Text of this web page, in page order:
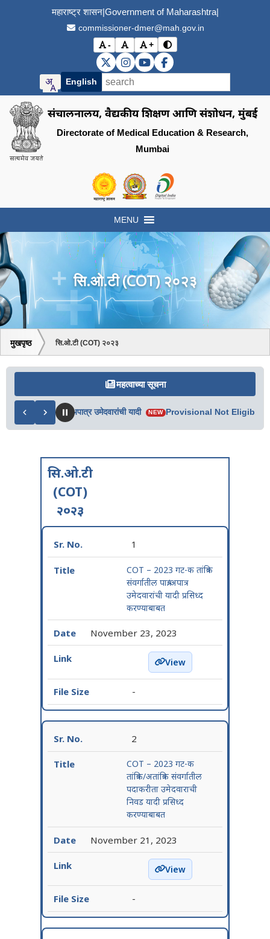
महाराष्ट्र शासन|Government of Maharashtra|
commissioner-dmer@mah.gov.in
-
अक्षर आकार कमी करा (Decrease font size)
मूळ अक्षर आकार (Reset font size)
+
अक्षर आकार वाढवा (Increase font
विरोधाभास मोड बदला
DMER X (Twitter)
DMER Instagram
DMER YouTube
DMER Facebook
English
संचालनालय, वैद्यकीय शिक्षण आणि संशोधन, मुंबई
Directorate of Medical Education & Research,
Mumbai
Visit the Government of Maharashtra
Visit the Directorate of
MENU
सि.ओ.टी (COT) २०२३
मुखपृष्ठ सि.ओ.टी (COT) २०२३
महत्वाच्या सूचना
फेरीतील पात्र व अपात्र उमेदवारांची यादी NEW Provisional Not Eligible
सि.ओ.टी
(COT)
२०२३
1
COT – 2023 गट-क तांत्रिक
संवर्गातील पात्र/अपात्र
उमेदवारांची यादी प्रसिध्द
करण्याबाबत
November 23, 2023
COT – 2023 गट-क तांत्रिक
View
-
2
COT – 2023 गट-क
तांत्रिक/अतांत्रिक संवर्गातील
पदाकरीता उमेदवाराची
निवड यादी प्रसिध्द
करण्याबाबत
November 21, 2023
COT – 2023 गट-क तांत्रिक/
View
-